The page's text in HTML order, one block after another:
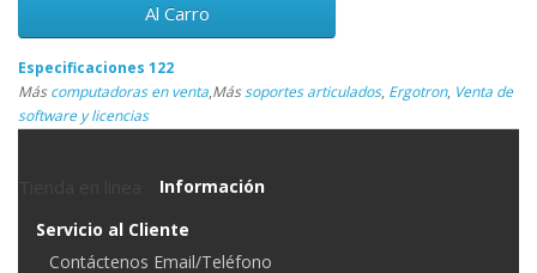
Al Carro
Especificaciones 122
Máscomputadoras en venta,Mássoportes articulados, Ergotron, Venta de
software y licencias
Información
Servicio al Cliente
Contáctenos Email/Teléfono